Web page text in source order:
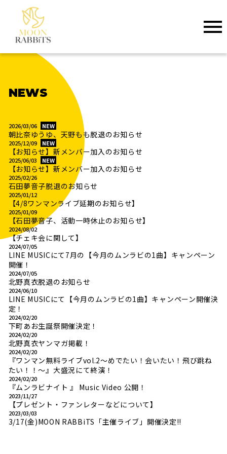
NEWS
2026/03/06 NEW
朝比奈ゆうゆ、天野もも脱退のお知らせ
2025/12/09 NEW
【お知らせ】新メンバー加入のお知らせ
2025/06/03 NEW
【お知らせ】新メンバー加入のお知らせ
2025/02/26
石田夢音子脱退のお知らせ
2025/01/12
【4/8ワンマンライブ延期のお知らせ】
2025/01/09
【石田夢音子、活動一時休止のお知らせ】
2024/08/02
【チェキ会に関して】
2024/07/05
LINE MUSICにて7月の【今月のムンラビの1曲】キャンペーン
開催！
2024/07/05
北野真衣脱退のお知らせ
2024/06/10
LINE MUSICにて【今月のムンラビの1曲】キャンペーン開催決
定！
2024/02/20
下町あお生誕祭開催決定！
2024/02/20
北野真衣ヤンマガ掲載！
2024/02/20
『ワンマン無料ライブvol.2〜めでたい！会いたい！飛び跳ね
たい！！〜』大盛況にて終演！
2024/02/20
『ムンラビナイト 』 Music Video 公開！
2023/11/27
【プレゼント・ファンレターなどについて】
2023/03/03
3/17(金)MOON RABBiTS「主催ライブ」開催決定!!